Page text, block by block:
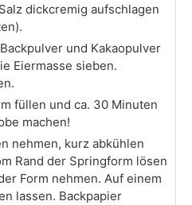
dickcremig aufschlagen
und Kakaopulver
Eiermasse sieben.
füllen und ca. 30 Minuten
machen!
nehmen, kurz abkühlen
Rand der Springform lösen
Form nehmen. Auf einem
lassen. Backpapier